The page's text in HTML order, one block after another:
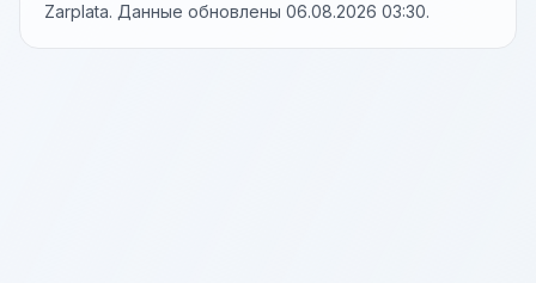
Zarplata. Данные обновлены 06.08.2026 03:30.